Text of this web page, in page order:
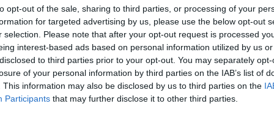
opt-out of the sale, sharing to third parties, or processing of your
for targeted advertising by us, please use the below opt-out
selection. Please note that after your opt-out request is processed
interest-based ads based on personal information utilized by us
to third parties prior to your opt-out. You may separately
of your personal information by third parties on the IAB’s list of
This information may also be disclosed by us to third parties on the
Participants that may further disclose it to other third parties.
hanno conquistato sei titoli in sette
italiane del torneo (2011 e 2015).
risale al 2017, quando travolsero
ha vinto la sua prima partita contro il
del 2010 (36-7), ma ha perso
Junior Boks.